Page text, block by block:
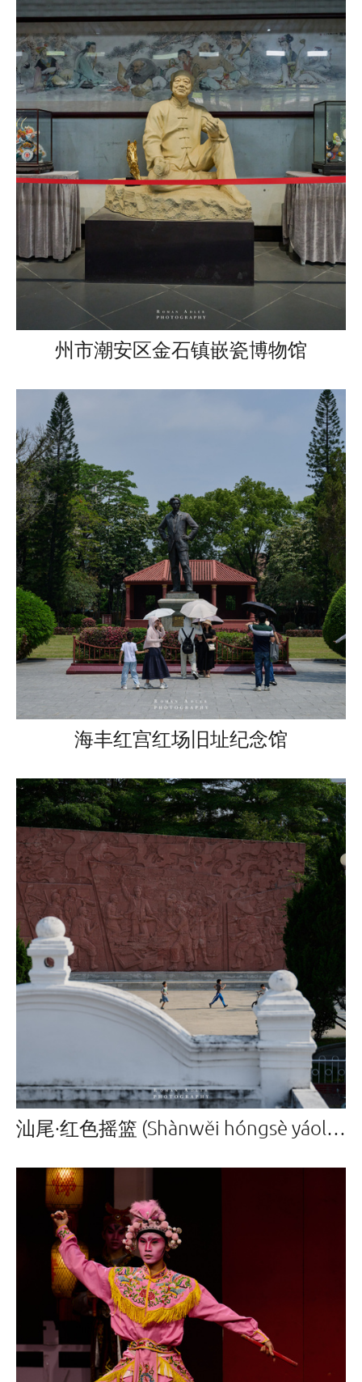
州市潮安区金石镇嵌瓷博物馆
海丰红宫红场旧址纪念馆
汕尾·红色摇篮 (Shànwěi hóngsè yáolán)